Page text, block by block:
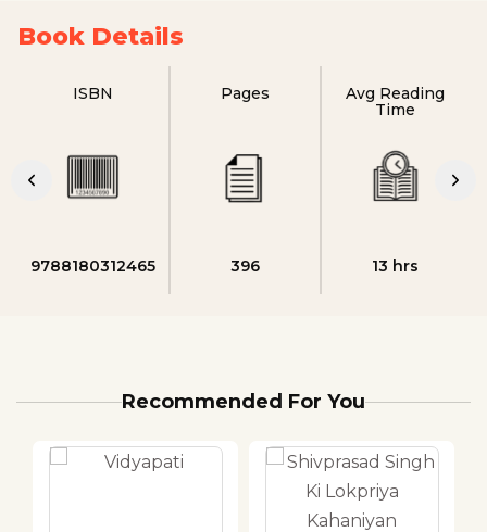
Book Details
ISBN
9788180312465
Pages
396
Avg Reading
Time
13 hrs
Recommended For You